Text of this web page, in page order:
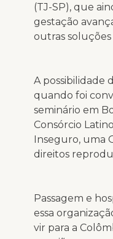
(TJ-SP), que
gestação
outras
A possibilidade
quando foi
seminário em
Consórcio
Inseguro, uma
direitos
Passagem e
essa
vir para a